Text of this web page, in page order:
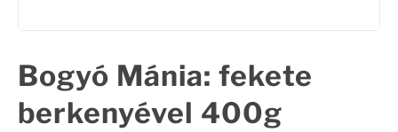
Bogyó Mánia: fekete
berkenyével 400g